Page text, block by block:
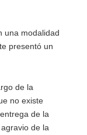
una modalidad
presentó un
de la
no existe
de la
de la